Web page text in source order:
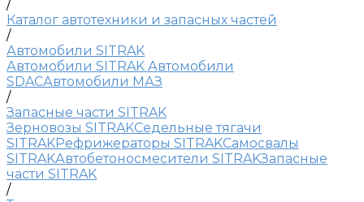
/
Каталог автотехники и запасных частей
/
Автомобили SITRAK
Автомобили SITRAK Автомобили
SDACАвтомобили МАЗ
/
Запасные части SITRAK
Зерновозы SITRAKСедельные тягачи
SITRAKРефрижераторы SITRAKСамосвалы
SITRAKАвтобетоносмесители SITRAKЗапасные
части SITRAK
/